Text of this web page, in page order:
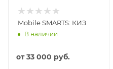
Mobile SMARTS: КИЗ
В наличии
от33 000 руб.